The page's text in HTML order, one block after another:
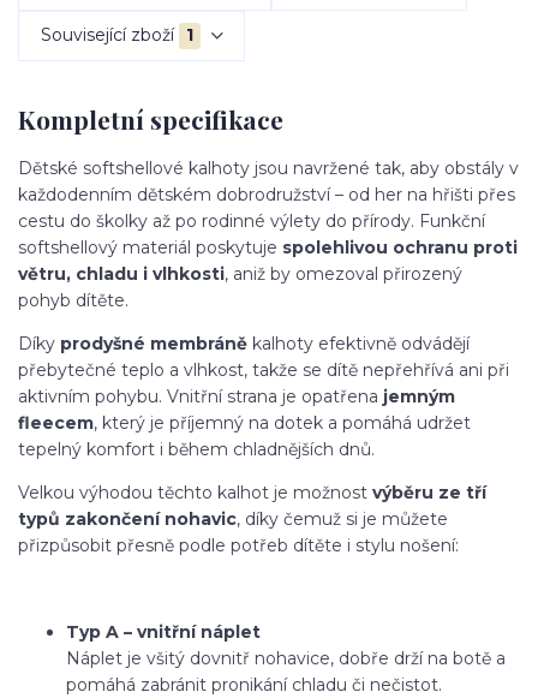
Související zboží 1
Kompletní specifikace
Dětské softshellové kalhoty jsou navržené tak, aby obstály v
každodenním dětském dobrodružství – od her na hřišti přes
cestu do školky až po rodinné výlety do přírody. Funkční
softshellový materiál poskytuje spolehlivou ochranu proti
větru, chladu i vlhkosti, aniž by omezoval přirozený
pohyb dítěte.
Díky prodyšné membráně kalhoty efektivně odvádějí
přebytečné teplo a vlhkost, takže se dítě nepřehřívá ani při
aktivním pohybu. Vnitřní strana je opatřena jemným
fleecem, který je příjemný na dotek a pomáhá udržet
tepelný komfort i během chladnějších dnů.
Velkou výhodou těchto kalhot je možnost výběru ze tří
typů zakončení nohavic, díky čemuž si je můžete
přizpůsobit přesně podle potřeb dítěte i stylu nošení:
Typ A – vnitřní náplet
Náplet je všitý dovnitř nohavice, dobře drží na botě a
pomáhá zabránit pronikání chladu či nečistot.